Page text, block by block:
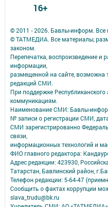
© 2011 - 2026. Бавлы-информ.
© ТАТМЕДИА. Все материалы,
законом.
Перепечатка, воспроизведение и
информации,
размещенной на сайте, возможна
редакций СМИ.
При поддержке
коммуникациям.
Наименование СМИ: Бавлы-
№ записи о регистрации СМИ,
СМИ зарегистрированно
связи,
информационных технологий и
ФИО главного редактора:
Адрес редакции: 423930,
Татарстан, Бавлинский район,
Телефон редакции: 5-64-47
Сообщить о фактах коррупции
slava_trudu@bk.ru
16+